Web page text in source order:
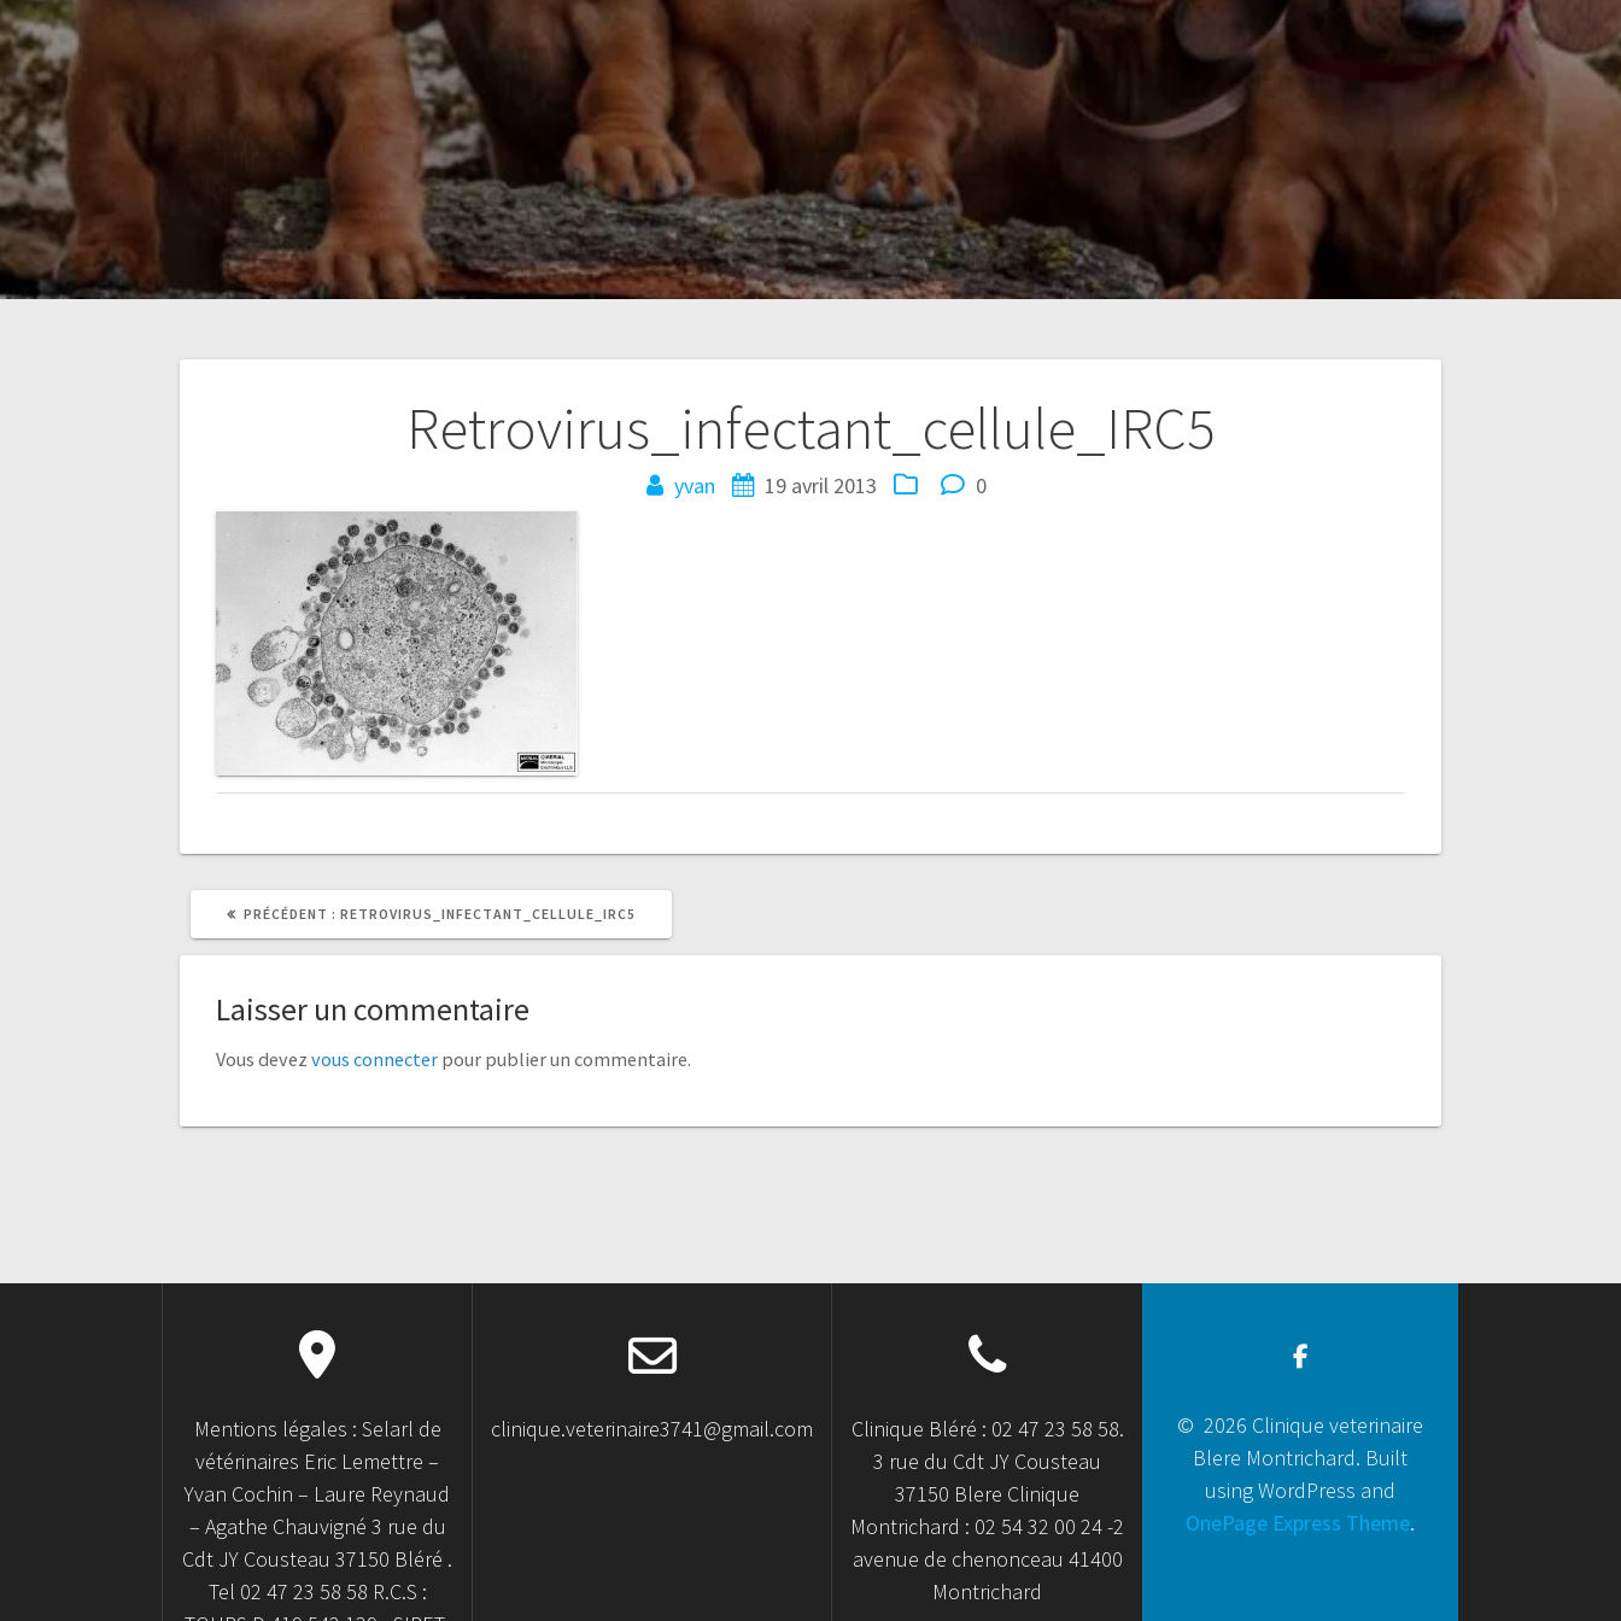
Retrovirus_infectant_cellule_IRC5
yvan 19 avril 2013 0
Navigation
l’article
PRÉCÉDENT : ARTICLE
RETROVIRUS_INFECTANT_CELLULE_IRC5
Laisser un commentaire
Vous devezvous connecter pour publier un commentaire.
Mentions légales : Selarl de
vétérinaires Eric Lemettre –
Yvan Cochin – Laure Reynaud
– Agathe Chauvigné 3 rue du
Cdt JY Cousteau 37150 Bléré .
Tel 02 47 23 58 58 R.C.S :
clinique.veterinaire3741@gmail.com
Clinique Bléré : 02 47 23 58 58.
3 rue du Cdt JY Cousteau
37150 Blere Clinique
Montrichard : 02 54 32 00 24 -2
avenue de chenonceau 41400
Montrichard
© 2026 Clinique veterinaire
Blere Montrichard. Built
using WordPress and
OnePage Express Theme.